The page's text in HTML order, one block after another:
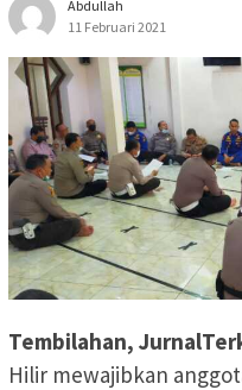
Abdullah
11 Februari 2021
Tembilahan,
Hilir mewajibkan